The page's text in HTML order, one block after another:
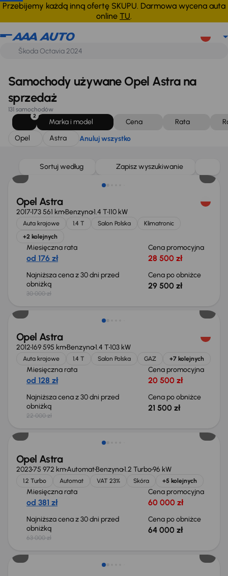
Przebijemy każdą inną ofertę SKUPU. Darmowa wycena auta
online TU.
Opel Astra Anuluj wszystko
Samochody używane Opel Astra na
sprzedaż
131 samochodów
2
Marka i model Cena Rata
Opel
Astra Anuluj wszystko
Sortuj według Zapisz wyszukiwanie
Taniej o 500 zł
Opel Astra
2017173 561 kmBenzyna1.4 T110 kW
Auta krajowe 1.4 T Salon Polska
Klimatronic
+2 kolejnych
Miesięczna rata
od 176 zł
Cena promocyjna
28 500 zł
Najniższa cena z 30 dni przed
obniżką
30 000 zł
Cena po obniżce
29 500 zł
Taniej o 500 zł
Opel Astra
2012169 595 kmBenzyna1.4 T103 kW
Auta krajowe 1.4 T Salon Polska GAZ +7 kolejnych
Miesięczna rata
od 128 zł
Cena promocyjna
20 500 zł
Najniższa cena z 30 dni przed
obniżką
22 000 zł
Cena po obniżce
21 500 zł
Możliwość odliczenia VAT
Opel Astra
202375 972 kmAutomatBenzyna1.2 Turbo96 kW
1.2 Turbo Automat VAT 23% Skóra +5 kolejnych
Miesięczna rata
od 381 zł
Cena promocyjna
60 000 zł
Najniższa cena z 30 dni przed
obniżką
63 000 zł
Cena po obniżce
64 000 zł
Extra zniżka 1 300 zł